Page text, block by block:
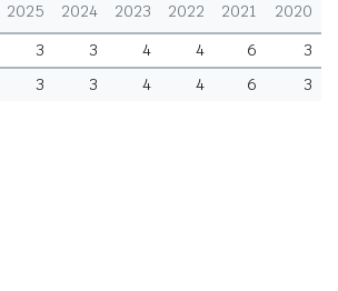
2025 2024 2023 2022 2021
2020
3 3 4 4 6
3
3 3 4 4 6 3